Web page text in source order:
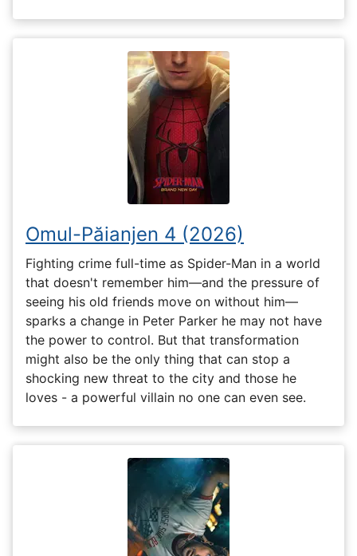
Omul-Păianjen 4 (2026)
Fighting crime full-time as Spider-Man in a world
that doesn't remember him—and the pressure of
seeing his old friends move on without him—
sparks a change in Peter Parker he may not have
the power to control. But that transformation
might also be the only thing that can stop a
shocking new threat to the city and those he
loves - a powerful villain no one can even see.